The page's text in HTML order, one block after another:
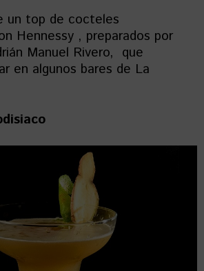
un top de cocteles
Hennessy , preparados por
Manuel Rivero, que
en algunos bares de La